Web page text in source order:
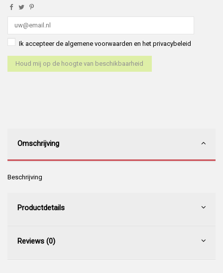
Ik accepteer de algemene voorwaarden en het privacybeleid
Omschrijving
Beschrijving
Productdetails
Reviews (0)